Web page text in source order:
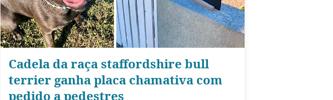
Cadela da raça staffordshire bull
terrier ganha placa chamativa com
pedido a pedestres